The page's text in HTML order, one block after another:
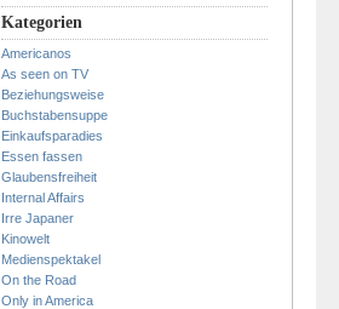
Kategorien
Americanos
As seen on TV
Beziehungsweise
Buchstabensuppe
Einkaufsparadies
Essen fassen
Glaubensfreiheit
Internal Affairs
Irre Japaner
Kinowelt
Medienspektakel
On the Road
Only in America